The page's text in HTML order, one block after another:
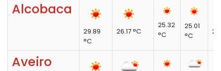
Alcobaca
29.89
°C
26.17 °C
25.32
°C
25.01
°C
Aveiro